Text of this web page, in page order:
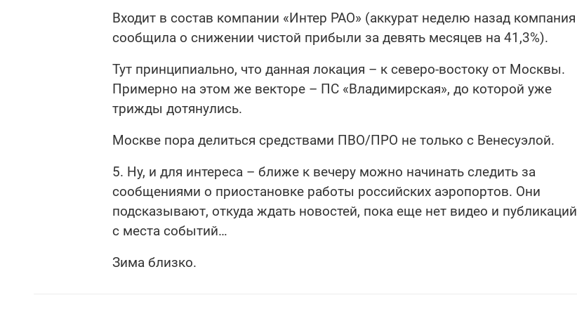
Входит в состав компании «Интер РАО» (аккурат неделю назад компания
сообщила о снижении чистой прибыли за девять месяцев на 41,3%).
Тут принципиально, что данная локация – к северо-востоку от Москвы.
Примерно на этом же векторе – ПС «Владимирская», до которой уже
трижды дотянулись.
Москве пора делиться средствами ПВО/ПРО не только с Венесуэлой.
5. Ну, и для интереса – ближе к вечеру можно начинать следить за
сообщениями о приостановке работы российских аэропортов. Они
подсказывают, откуда ждать новостей, пока еще нет видео и публикаций
с места событий…
Зима близко.